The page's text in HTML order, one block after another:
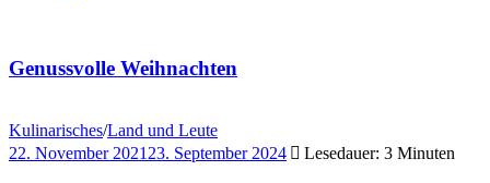
Genussvolle Weihnachten
Kulinarisches/Land und Leute
22. November 2021 23. September 2024 Lesedauer: 3 Minuten